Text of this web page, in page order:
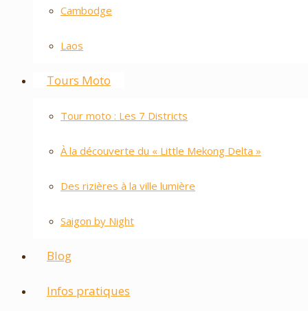
Cambodge
Laos
Tours Moto
Tour moto : Les 7 Districts
À la découverte du « Little Mekong Delta »
Des rizières à la ville lumière
Saigon by Night
Blog
Infos pratiques